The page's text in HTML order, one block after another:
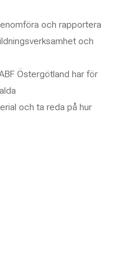
och rapportera
och
Östergötland har för
och ta reda på hur